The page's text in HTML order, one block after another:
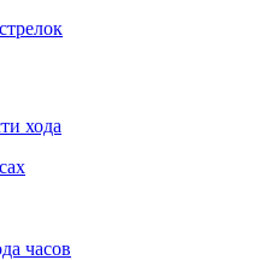
хода
часов